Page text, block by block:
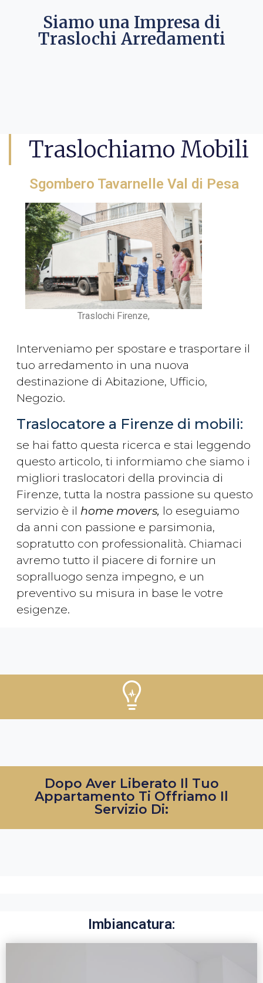
Siamo una Impresa di
Traslochi Arredamenti
Traslochiamo Mobili
Sgombero Tavarnelle Val di Pesa
Traslochi Firenze,
Interveniamo per spostare e trasportare il
tuo arredamento in una nuova
destinazione di Abitazione, Ufficio,
Negozio.
Traslocatore a Firenze di mobili:
se hai fatto questa ricerca e stai leggendo
questo articolo, ti informiamo che siamo i
migliori traslocatori della provincia di
Firenze, tutta la nostra passione su questo
servizio è il home movers, lo eseguiamo
da anni con passione e parsimonia,
sopratutto con professionalità. Chiamaci
avremo tutto il piacere di fornire un
sopralluogo senza impegno, e un
preventivo su misura in base le votre
esigenze.
Dopo Aver Liberato Il Tuo
Appartamento Ti Offriamo Il
Servizio Di:
Imbiancatura: